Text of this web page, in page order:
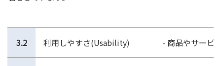
3.2 利用しやすさ(Usability) - 商品やサービ